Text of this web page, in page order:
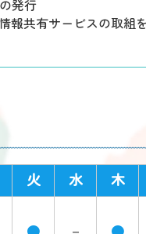
発行
報共有サービスの取組
火 水 木